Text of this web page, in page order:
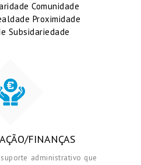
Comunidade
Proximidade
Subsidariedade
FINANÇAS
administrativo que